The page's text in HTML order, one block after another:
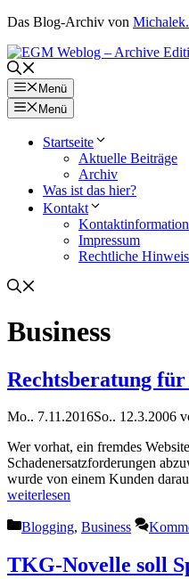
Zum
springen
Das Blog-Archiv von
Menü
Menü
Startseite
Aktuelle Beiträge
Archiv
Was ist das hier?
Kontakt
Impressum
Rechtliche
Business
Rechtsberatung
Mo.. 7.11.2016So.. 12.3.2006
Wer vorhat, ein fremdes
Schadenersatzforderungen
wurde von einem Kunden
weiterlesen
Kategorien
Blogging, Business
TKG-Novelle soll